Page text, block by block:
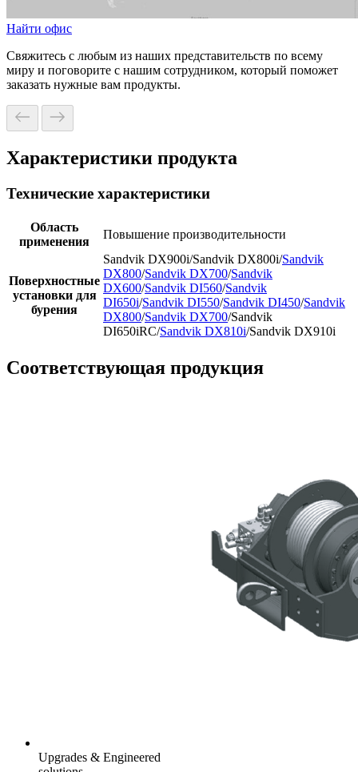
Найти офис
Свяжитесь с любым из наших представительств по всему
миру и поговорите с нашим сотрудником, который поможет
заказать нужные вам продукты.
Характеристики продукта
Технические характеристики
Область
применения
Повышение производительности
Поверхностные
установки для
бурения
Sandvik DX900i/Sandvik DX800i/Sandvik
DX800/Sandvik DX700/Sandvik
DX600/Sandvik DI560/Sandvik
DI650i/Sandvik DI550/Sandvik DI450/Sandvik
DX800/Sandvik DX700/Sandvik
DI650iRC/Sandvik DX810i/Sandvik DX910i
Соответствующая продукция
Upgrades & Engineered